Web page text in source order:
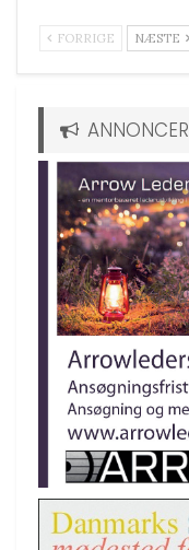
FORRIGE NÆSTE
ANNONCER